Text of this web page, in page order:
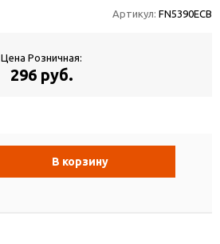
Артикул: FN5390ECB
Цена Розничная:
296 руб.
В корзину